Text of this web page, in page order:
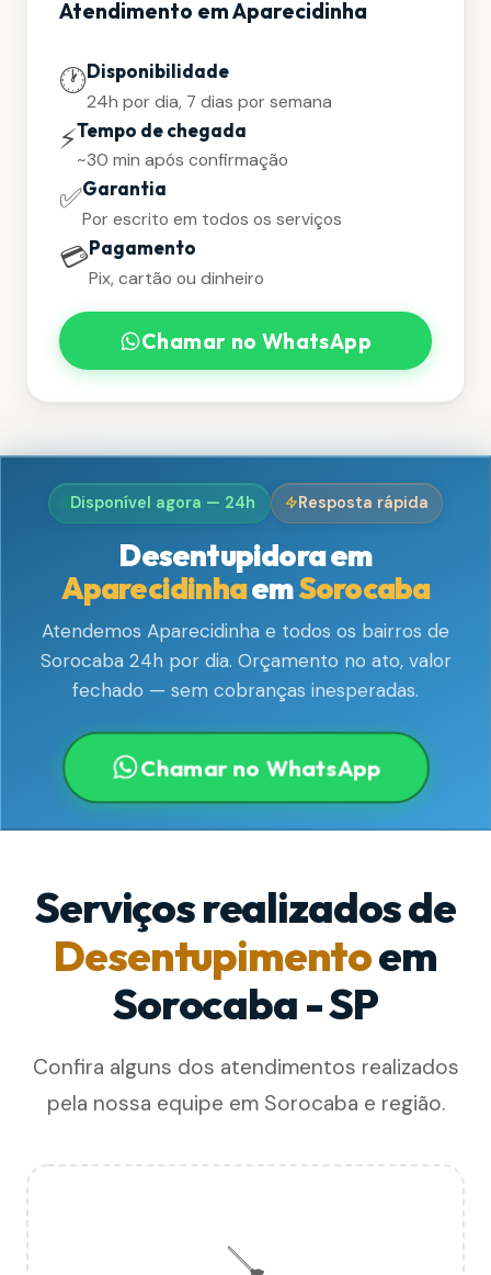
Atendimento em Aparecidinha
🕐Disponibilidade
24h por dia, 7 dias por semana
⚡Tempo de chegada
~30 min após confirmação
✅Garantia
Por escrito em todos os serviços
💳Pagamento
Pix, cartão ou dinheiro
Chamar no WhatsApp
Disponível agora — 24h Resposta rápida
Desentupidora em
AparecidinhaemSorocaba
Atendemos Aparecidinha e todos os bairros de
Sorocaba 24h por dia. Orçamento no ato, valor
fechado — sem cobranças inesperadas.
Chamar no WhatsApp
Serviços realizados de
Desentupimentoem
Sorocaba - SP
Confira alguns dos atendimentos realizados
pela nossa equipe em Sorocaba e região.